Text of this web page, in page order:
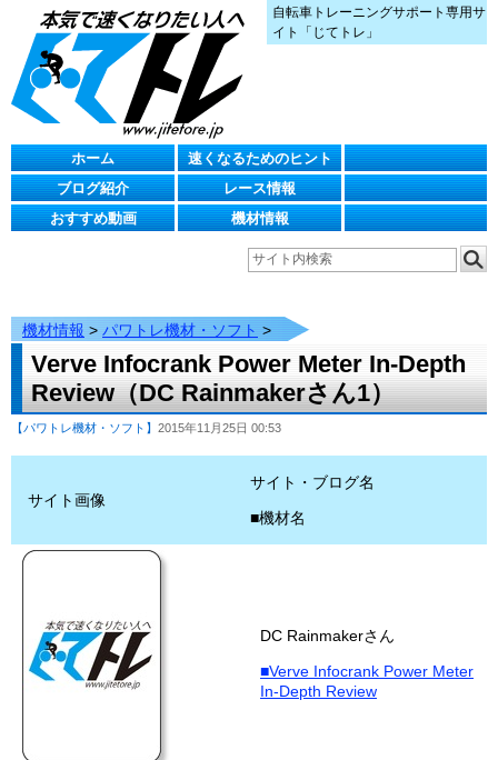
自転車トレーニングサポート専用サ
イト「じてトレ」
ホーム
速くなるためのヒント
ブログ紹介
レース情報
おすすめ動画
機材情報
機材情報 > パワトレ機材・ソフト >
Verve Infocrank Power Meter In-Depth
Review（DC Rainmakerさん1）
【パワトレ機材・ソフト】 2015年11月25日 00:53
サイト画像
サイト・ブログ名
■機材名
DC Rainmakerさん
■Verve Infocrank Power Meter
In-Depth Review